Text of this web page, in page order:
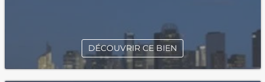
DÉCOUVRIR CE BIEN